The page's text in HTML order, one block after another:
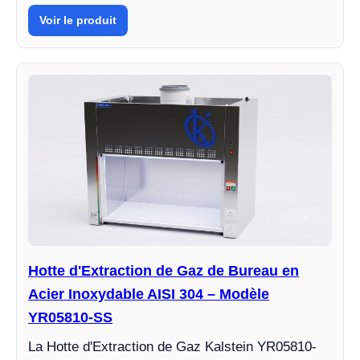
Voir le produit
Hotte d'Extraction de Gaz de Bureau en
Acier Inoxydable AISI 304 – Modèle
YR05810-SS
La Hotte d'Extraction de Gaz Kalstein YR05810-